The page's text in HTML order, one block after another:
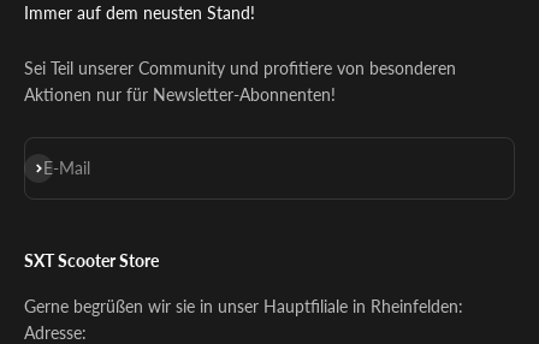
Immer auf dem neusten Stand!
Sei Teil unserer Community und profitiere von besonderen
Aktionen nur für Newsletter-Abonnenten!
E-Mail
Abonnieren
SXT Scooter Store
Gerne begrüßen wir sie in unser Hauptfiliale in Rheinfelden:
Adresse: